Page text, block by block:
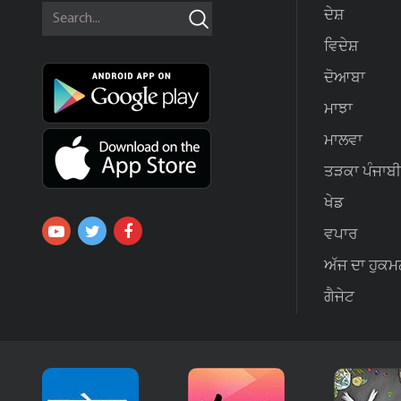
ਦੇਸ਼
ਵਿਦੇਸ਼
ਦੋਆਬਾ
ਮਾਝਾ
ਮਾਲਵਾ
ਤੜਕਾ ਪੰਜਾਬੀ
ਖੇਡ
ਵਪਾਰ
ਅੱਜ ਦਾ
ਗੈਜੇਟ